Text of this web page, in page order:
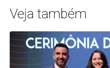
Veja também